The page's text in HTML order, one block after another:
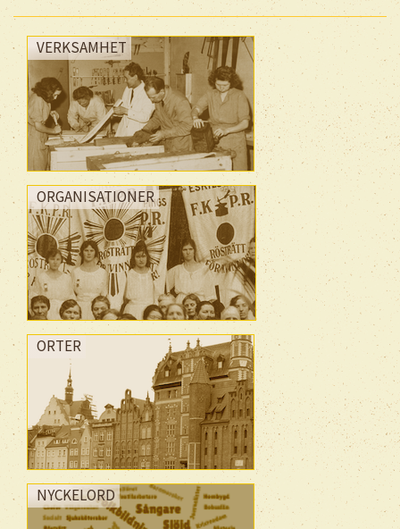
VERKSAMHET
ORGANISATIONER
ORTER
NYCKELORD